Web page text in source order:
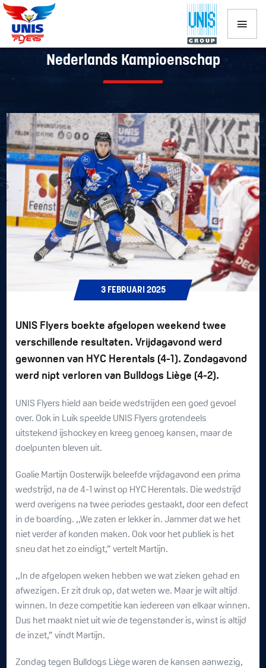
UNIS Flyers zet vizier op finale
Nederlands Kampioenschap
3 FEBRUARI 2025
UNIS Flyers boekte afgelopen weekend twee
verschillende resultaten. Vrijdagavond werd
gewonnen van HYC Herentals (4-1). Zondagavond
werd nipt verloren van Bulldogs Liège (4-2).
UNIS Flyers hield aan beide wedstrijden een goed gevoel
over. Ook in Luik speelde UNIS Flyers grotendeels
uitstekend ijshockey en kreeg genoeg kansen, maar de
doelpunten bleven uit.
Goalie Martijn Oosterwijk beleefde vrijdagavond een prima
wedstrijd, na de 4-1 winst op HYC Herentals. Die wedstrijd
werd overigens na twee periodes gestaakt, door een defect
in de boarding. ,,We zaten er lekker in. Jammer dat we het
niet verder af konden maken. Ook voor het publiek is het
sneu dat het zo eindigt,” vertelt Martijn.
,,In de afgelopen weken hebben we wat zieken gehad en
afwezigen. Er zit druk op, dat weten we. Maar je wilt altijd
winnen. In deze competitie kan iedereen van elkaar winnen.
Dus het maakt niet uit wie de tegenstander is, winst is altijd
de inzet,” vindt Martijn.
Zondag tegen Bulldogs Liège waren de kansen aanwezig,